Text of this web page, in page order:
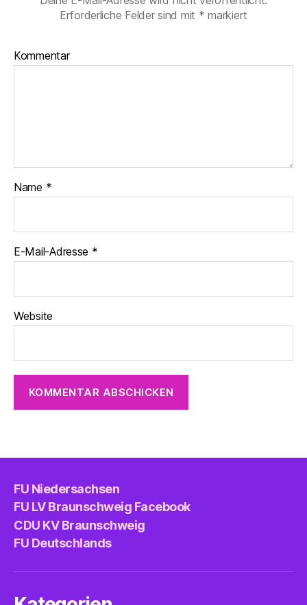
Erforderliche Felder sind mit * markiert
Kommentar
Name *
E-Mail-Adresse *
Website
FU Niedersachsen
FU LV Braunschweig Facebook
CDU KV Braunschweig
FU Deutschlands